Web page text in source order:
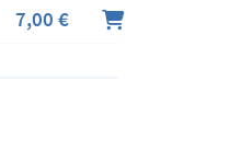
7,00 €